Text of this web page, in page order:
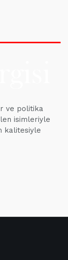
ve politika
isimleriyle
kalitesiyle